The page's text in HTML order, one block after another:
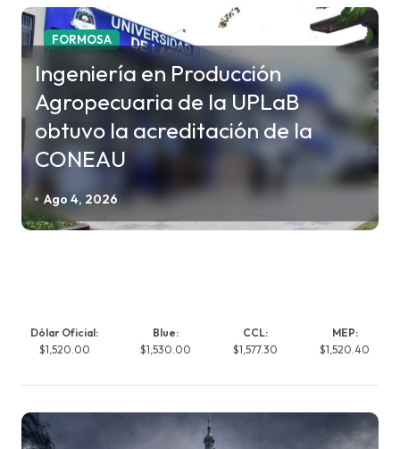
FORMOSA
Ingeniería en Producción
Agropecuaria de la UPLaB
obtuvo la acreditación de la
CONEAU
Ago 4, 2026
Dólar Oficial:
$1,520.00
Blue:
$1,530.00
CCL:
$1,577.30
MEP:
$1,520.40